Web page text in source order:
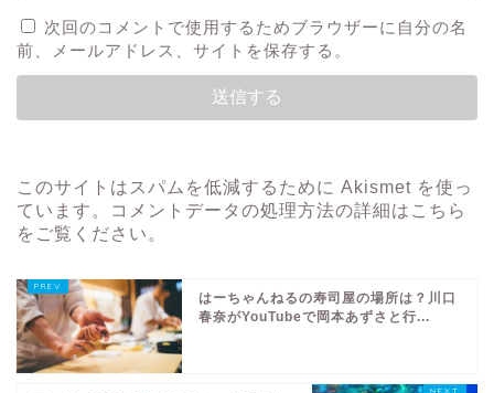
次回のコメントで使用するためブラウザーに自分の名
前、メールアドレス、サイトを保存する。
このサイトはスパムを低減するために Akismet を使っ
ています。
コメントデータの処理方法の詳細はこちら
をご覧ください 。
はーちゃんねるの寿司屋の場所は？川口
春奈がYouTubeで岡本あずさと行...